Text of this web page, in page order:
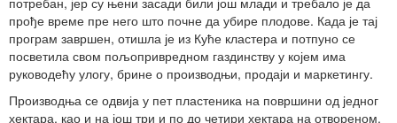
прође време пре него што почне да убире плодове. Када је тај
програм завршен, отишла је из Куће кластера и потпуно се
посветила свом пољопривредном газдинству у којем има
руководећу улогу, брине о производњи, продаји и маркетингу.
Производња се одвија у пет пластеника на површини од једног
хектара, као и на још три и по до четири хектара на отвореном.